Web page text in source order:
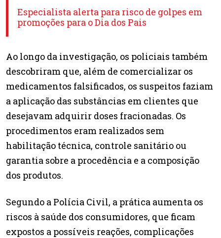
Especialista alerta para risco de golpes em
promoções para o Dia dos Pais
Ao longo da investigação, os policiais também
descobriram que, além de comercializar os
medicamentos falsificados, os suspeitos faziam
a aplicação das substâncias em clientes que
desejavam adquirir doses fracionadas. Os
procedimentos eram realizados sem
habilitação técnica, controle sanitário ou
garantia sobre a procedência e a composição
dos produtos.
Segundo a Polícia Civil, a prática aumenta os
riscos à saúde dos consumidores, que ficam
expostos a possíveis reações, complicações